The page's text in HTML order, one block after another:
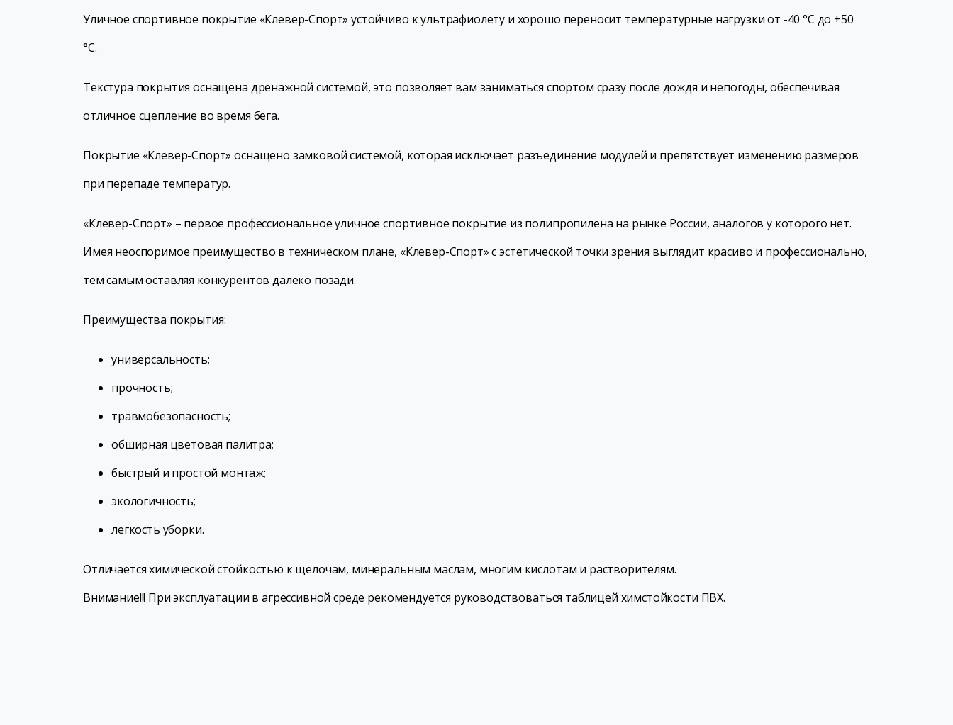
Уличное спортивное покрытие «Клевер-Спорт» устойчиво к ультрафиолету и хорошо переносит температурные нагрузки от -40 °С до +50
°С.
Текстура покрытия оснащена дренажной системой, это позволяет вам заниматься спортом сразу после дождя и непогоды, обеспечивая
отличное сцепление во время бега.
Покрытие «Клевер-Спорт» оснащено замковой системой, которая исключает разъединение модулей и препятствует изменению размеров
при перепаде температур.
«Клевер-Спорт» – первое профессиональное уличное спортивное покрытие из полипропилена на рынке России, аналогов у которого нет.
Имея неоспоримое преимущество в техническом плане, «Клевер-Спорт» с эстетической точки зрения выглядит красиво и профессионально,
тем самым оставляя конкурентов далеко позади.
Преимущества покрытия:
универсальность;
прочность;
травмобезопасность;
обширная цветовая палитра;
быстрый и простой монтаж;
экологичность;
легкость уборки.
Отличается химической стойкостью к щелочам, минеральным маслам, многим кислотам и растворителям.
Внимание!!! При эксплуатации в агрессивной среде рекомендуется руководствоваться таблицей химстойкости ПВХ.